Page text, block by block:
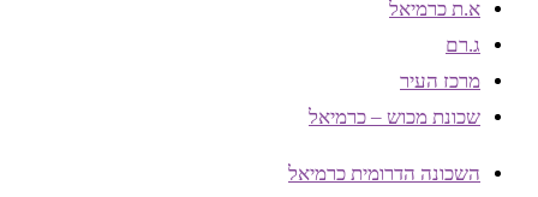
א.ת כרמיאל
ג.רם
מרכז העיר
שכונת מכוש – כרמיאל
השכונה הדרומית כרמיאל